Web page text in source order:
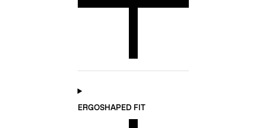
ERGOSHAPED FIT